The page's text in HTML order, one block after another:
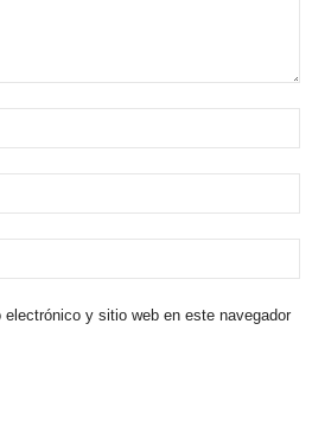
electrónico y sitio web en este navegador